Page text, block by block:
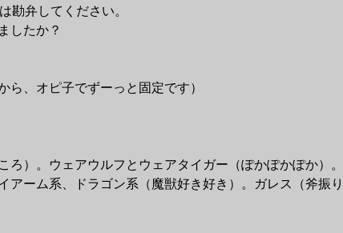
勘弁してください。
したか？
ら、オピ子でずーっと固定です）
ろ）。ウェアウルフとウェアタイガー（ぽかぽかぽか）
ーム系、ドラゴン系（魔獣好き好き）。ガレス（斧振